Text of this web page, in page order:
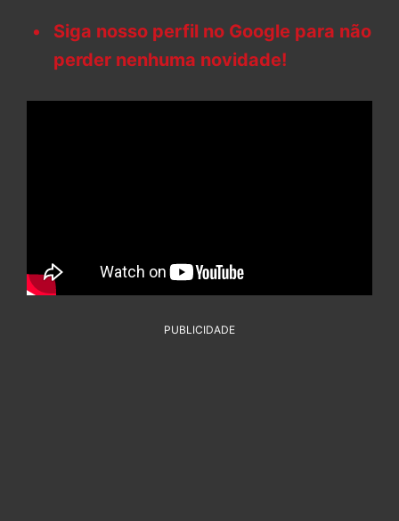
Siga nosso perfil no Google para não
perder nenhuma novidade!
PUBLICIDADE